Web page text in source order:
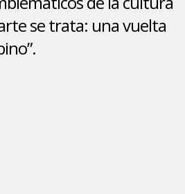
se trata: una vuelta